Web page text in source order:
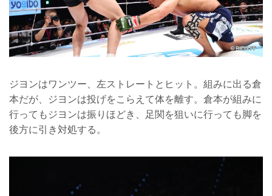
ジヨンはワンツー、左ストレートとヒット。組みに出る倉
本だが、ジヨンは投げをこらえて体を離す。倉本が組みに
行ってもジヨンは振りほどき、足関を狙いに行っても脚を
後方に引き対処する。